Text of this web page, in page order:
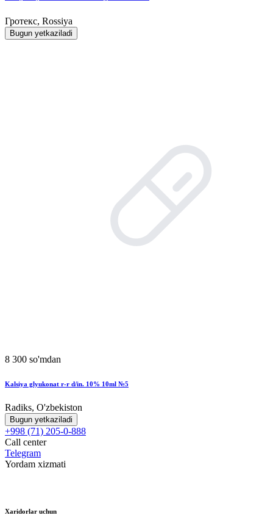
Гротекс, Rossiya
Bugun yetkaziladi
8 300 so'mdan
Kalsiya glyukonat r-r d/in. 10% 10ml №5
Radiks, O'zbekiston
Bugun yetkaziladi
+998 (71) 205-0-888
Call center
Telegram
Yordam xizmati
Xaridorlar uchun